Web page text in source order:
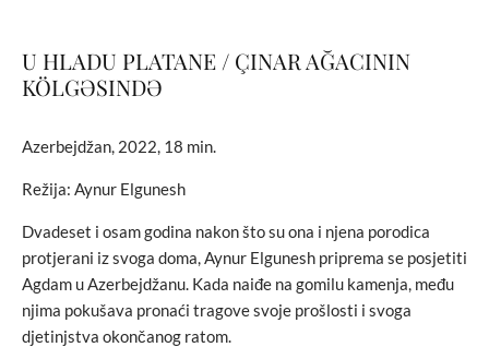
U HLADU PLATANE / ÇINAR AĞACININ
KÖLGƏSINDƏ
Azerbejdžan, 2022, 18 min.
Režija: Aynur Elgunesh
Dvadeset i osam godina nakon što su ona i njena porodica
protjerani iz svoga doma, Aynur Elgunesh priprema se posjetiti
Agdam u Azerbejdžanu. Kada naiđe na gomilu kamenja, među
njima pokušava pronaći tragove svoje prošlosti i svoga
djetinjstva okončanog ratom.